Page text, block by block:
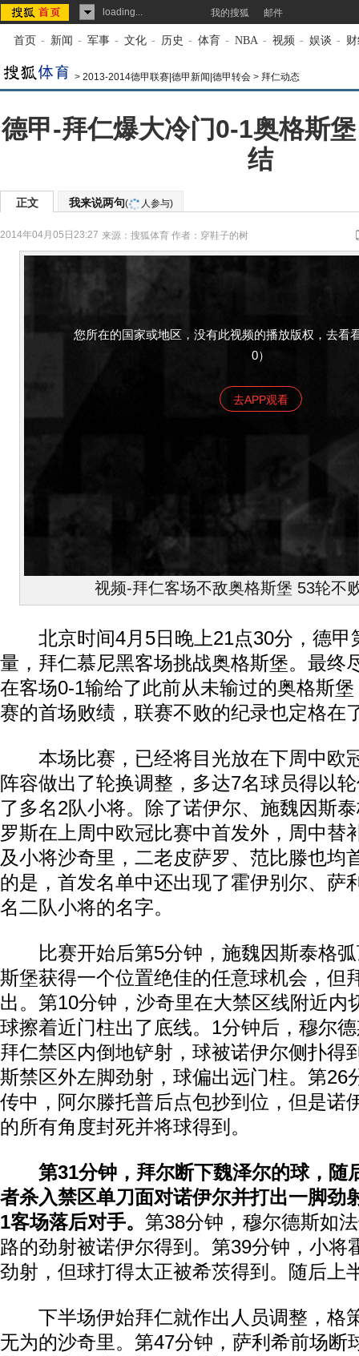
loading... 我的搜狐 邮件
首页 - 新闻 - 军事 - 文化 - 历史 - 体育 - NBA - 视频 - 娱谈 -
> 2013-2014德甲联赛|德甲新闻|德甲转会 > 拜仁动态
德甲-拜仁爆大冷门0-1奥格斯
结
正文 我来说两句( 人参与)
2014年04月05日23:27 来源： 搜狐体育 作者：穿鞋子的树
您所在的国家或地区，没有此视频的播放版权，去看
0）
去APP观看
视频-拜仁客场不敌奥格斯堡 53轮不
北京时间4月5日晚上21点30分，德甲
量，拜仁慕尼黑客场挑战奥格斯堡。最终
在客场0-1输给了此前从未输过的奥格斯
赛的首场败绩，联赛不败的纪录也定格在
本场比赛，已经将目光放在下周中欧
阵容做出了轮换调整，多达7名球员得以
了多名2队小将。除了诺伊尔、施魏因斯
罗斯在上周中欧冠比赛中首发外，周中替
及小将沙奇里，二老皮萨罗、范比滕也均
的是，首发名单中还出现了霍伊别尔、萨
名二队小将的名字。
比赛开始后第5分钟，施魏因斯泰格弧
斯堡获得一个位置绝佳的任意球机会，但
出。第10分钟，沙奇里在大禁区线附近内
球擦着近门柱出了底线。1分钟后，穆尔
拜仁禁区内倒地铲射，球被诺伊尔侧扑得
斯禁区外左脚劲射，球偏出远门柱。第26
传中，阿尔滕托普后点包抄到位，但是诺
的所有角度封死并将球得到。
第31分钟，拜尔断下魏泽尔的球，随
者杀入禁区单刀面对诺伊尔并打出一脚劲
1客场落后对手。 第38分钟，穆尔德斯如
路的劲射被诺伊尔得到。第39分钟，小将
劲射，但球打得太正被希茨得到。随后上
下半场伊始拜仁就作出人员调整，格
无为的沙奇里。第47分钟，萨利希前场断